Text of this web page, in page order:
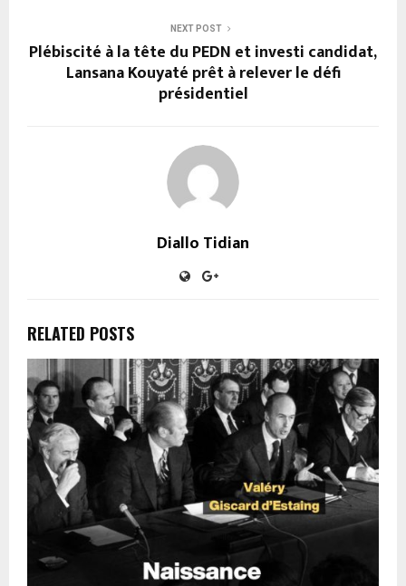
NEXT POST
Plébiscité à la tête du PEDN et investi candidat,
Lansana Kouyaté prêt à relever le défi
présidentiel
Diallo Tidian
RELATED POSTS